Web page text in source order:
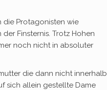
die Protagonisten wie
Finsternis. Trotz Hohen
noch nicht in absoluter
die dann nicht innerhalb
sich allein gestellte Dame